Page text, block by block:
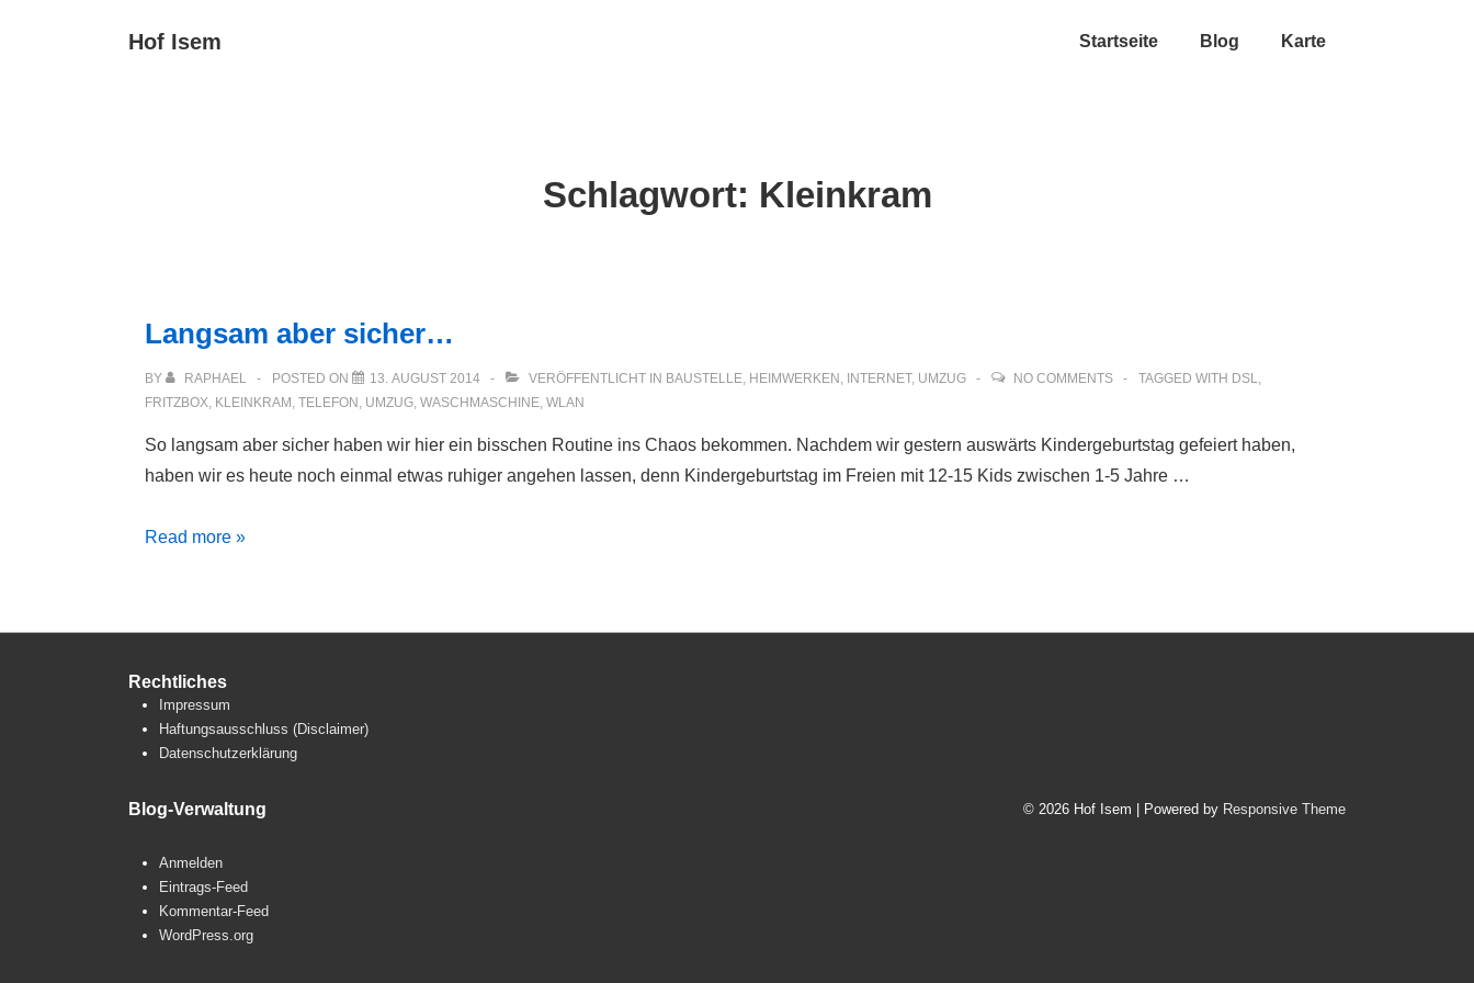
Hof Isem Startseite Blog Karte
Schlagwort: Kleinkram
Langsam aber sicher…
BY RAPHAEL POSTED ON 13. AUGUST 2014 VERÖFFENTLICHT IN BAUSTELLE, HEIMWERKEN , INTERNET, UMZUG NO COMMENTS TAGGED WITH DSL,
FRITZBOX, KLEINKRAM , TELEFON , UMZUG, WASCHMASCHINE, WLAN
So langsam aber sicher haben wir hier ein bisschen Routine ins Chaos bekommen. Nachdem wir gestern auswärts Kindergeburtstag gefeiert haben,
haben wir es heute noch einmal etwas ruhiger angehen lassen, denn Kindergeburtstag im Freien mit 12-15 Kids zwischen 1-5 Jahre …
Langsam
Read more »
Rechtliches
Impressum
Haftungsausschluss (Disclaimer)
Datenschutzerklärung
Blog-Verwaltung
Anmelden
Eintrags-Feed
Kommentar-Feed
WordPress.org
© 2026 Hof Isem | Powered by Responsive Theme